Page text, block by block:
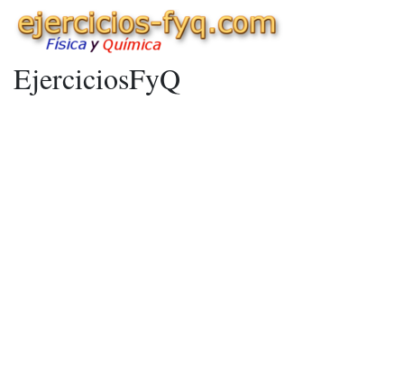
EjerciciosFyQ